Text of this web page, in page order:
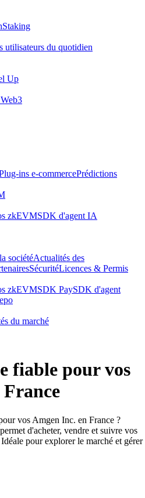
Staking
utilisateurs du quotidien
Up
ins e-commercePrédictions
zkEVMSDK d'agent IA
sociétéActualités des
SécuritéLicences & Permis
zkEVMSDK PaySDK d'agent
du marché
fiable pour vos
vos Amgen Inc. en France ?
d'acheter, vendre et suivre vos
pour explorer le marché et gérer